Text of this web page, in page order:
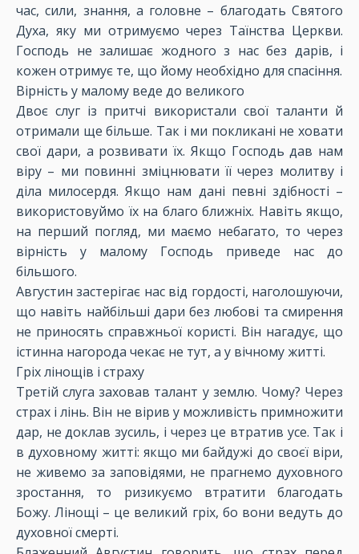
час, сили, знання, а головне – благодать Святого
Духа, яку ми отримуємо через Таїнства Церкви.
Господь не залишає жодного з нас без дарів, і
кожен отримує те, що йому необхідно для спасіння.
Вірність у малому веде до великого
Двоє слуг із притчі використали свої таланти й
отримали ще більше. Так і ми покликані не ховати
свої дари, а розвивати їх. Якщо Господь дав нам
віру – ми повинні зміцнювати її через молитву і
діла милосердя. Якщо нам дані певні здібності –
використовуймо їх на благо ближніх. Навіть якщо,
на перший погляд, ми маємо небагато, то через
вірність у малому Господь приведе нас до
більшого.
Августин застерігає нас від гордості, наголошуючи,
що навіть найбільші дари без любові та смирення
не приносять справжньої користі. Він нагадує, що
істинна нагорода чекає не тут, а у вічному житті.
Гріх лінощів і страху
Третій слуга заховав талант у землю. Чому? Через
страх і лінь. Він не вірив у можливість примножити
дар, не доклав зусиль, і через це втратив усе. Так і
в духовному житті: якщо ми байдужі до своєї віри,
не живемо за заповідями, не прагнемо духовного
зростання, то ризикуємо втратити благодать
Божу. Лінощі – це великий гріх, бо вони ведуть до
духовної смерті.